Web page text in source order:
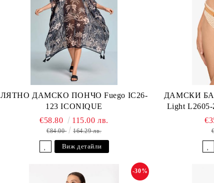
ЛЯТНО ДАМСКО ПОНЧО Fuego IC26-
123 ICONIQUE
€58.80 115.00 лв.
€84.00 164.29 лв.
Виж детайли
ДАМСКИ
Light
-30%